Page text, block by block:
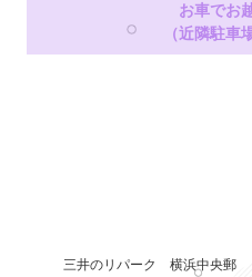
お車でお
（近隣駐車
三井のリパーク 横浜中央郵